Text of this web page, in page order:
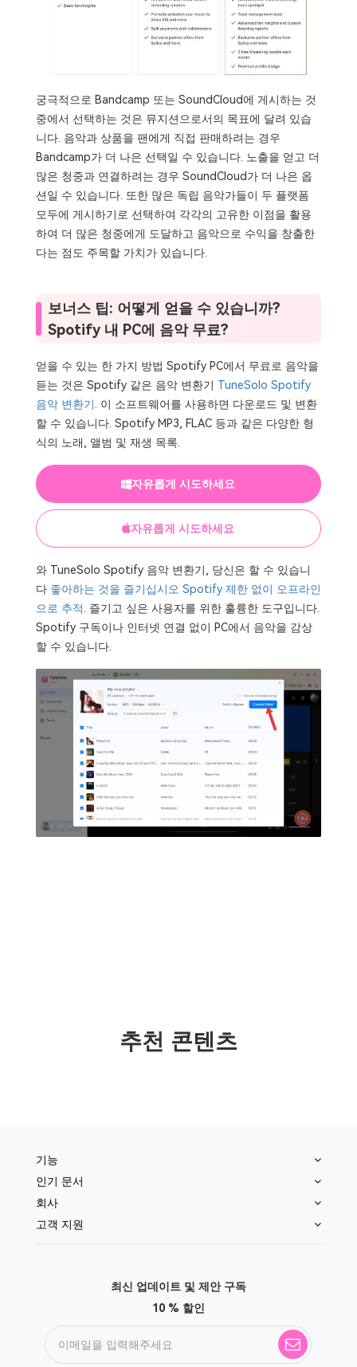
궁극적으로 Bandcamp 또는 SoundCloud에 게시하는 것
중에서 선택하는 것은 뮤지션으로서의 목표에 달려 있습
니다. 음악과 상품을 팬에게 직접 판매하려는 경우
Bandcamp가 더 나은 선택일 수 있습니다. 노출을 얻고 더
많은 청중과 연결하려는 경우 SoundCloud가 더 나은 옵
션일 수 있습니다. 또한 많은 독립 음악가들이 두 플랫폼
모두에 게시하기로 선택하여 각각의 고유한 이점을 활용
하여 더 많은 청중에게 도달하고 음악으로 수익을 창출한
다는 점도 주목할 가치가 있습니다.
보너스 팁: 어떻게 얻을 수 있습니까?
Spotify 내 PC에 음악 무료?
얻을 수 있는 한 가지 방법 Spotify PC에서 무료로 음악을
듣는 것은 Spotify 같은 음악 변환기 TuneSolo Spotify
음악 변환기
. 이 소프트웨어를 사용하면 다운로드 및 변환
할 수 있습니다. Spotify MP3, FLAC 등과 같은 다양한 형
식의 노래, 앨범 및 재생 목록.
자유롭게 시도하세요
자유롭게 시도하세요
와 TuneSolo Spotify 음악 변환기, 당신은 할 수 있습니
다 좋아하는 것을 즐기십시오 Spotify 제한 없이 오프라인
으로 추적
. 즐기고 싶은 사용자를 위한 훌륭한 도구입니다.
Spotify 구독이나 인터넷 연결 없이 PC에서 음악을 감상
할 수 있습니다.
추천 콘텐츠
기능
인기 문서
회사
고객 지원
최신 업데이트 및 제안 구독
10 % 할인